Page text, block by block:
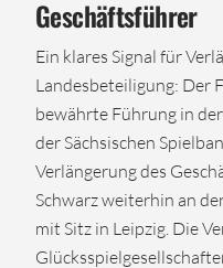
Geschäftsführer
Ein klares Signal für
Landesbeteiligung: Der
bewährte Führung in
der Sächsischen
Verlängerung des
Schwarz weiterhin an
mit Sitz in Leipzig. Die